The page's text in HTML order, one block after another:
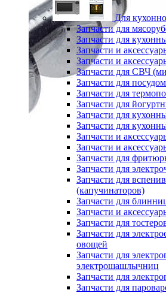
Для
Запчасти для
Запчасти для
Запчасти и
Запчасти и
Запчасти для СВЧ
Запчасти для
Запчасти для
Запчасти для
Запчасти для
Запчасти для
Запчасти и
Запчасти и
Запчасти для
Запчасти для
Запчасти для
(капучинаторов)
Запчасти для
Запчасти и
Запчасти для
Запчасти для
овощей
Запчасти для
электрошашлычниц
Запчасти для
Запчасти для